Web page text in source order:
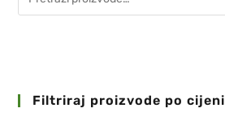
Filtriraj proizvode po cijeni